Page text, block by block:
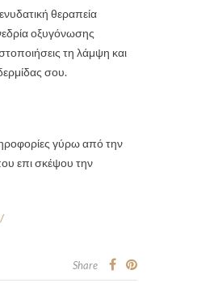
θεραπεία
οξυγόνωσης
τη λάμψη και
σου.
γύρω από την
επι σκέψου την
Share